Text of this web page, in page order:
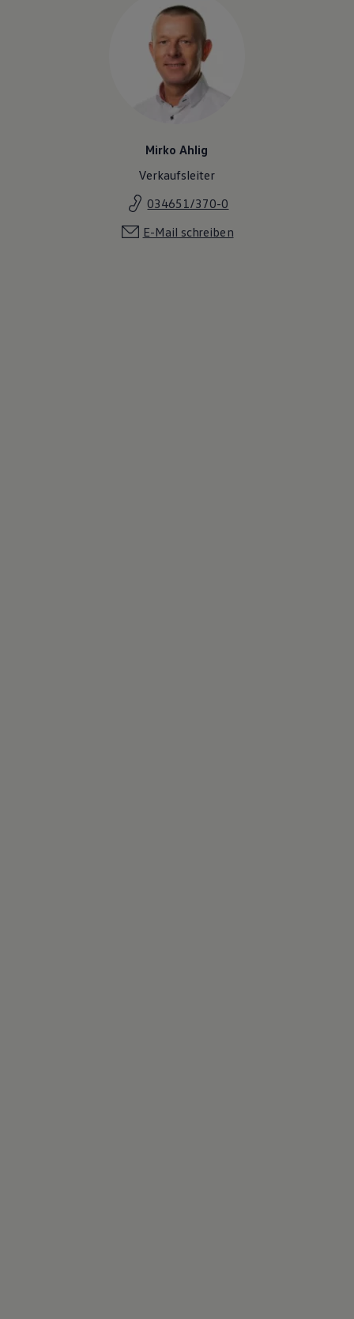
Mirko Ahlig
Verkaufsleiter
034651/370-0
E-Mail schreiben